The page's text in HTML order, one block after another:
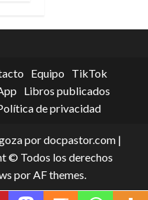
Equipo
TikTok
Libros publicados
de privacidad
por docpastor.com |
© Todos los derechos
por AF themes.